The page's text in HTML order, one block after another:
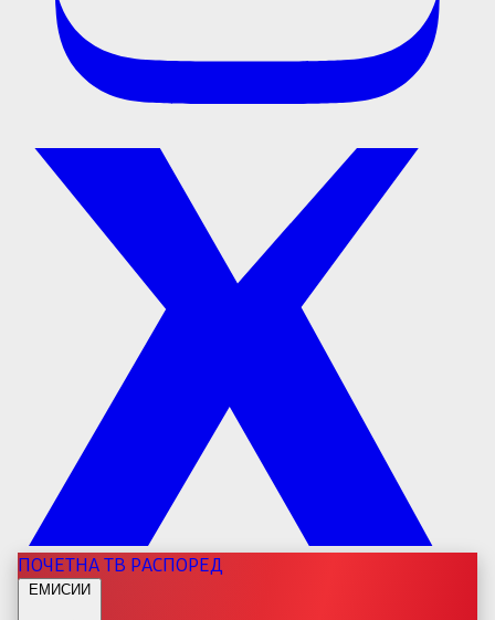
ПОЧЕТНАТВ РАСПОРЕД
ЕМИСИИ